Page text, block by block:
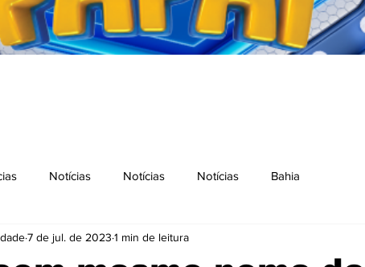
Notícias Notícias Notícias Bahia
Cidades Coluna Concursos
7 de jul. de 2023 1 min de leitura